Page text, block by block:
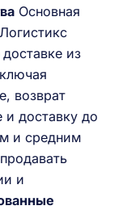
Основная
из
возврат
доставку до
и средним
и